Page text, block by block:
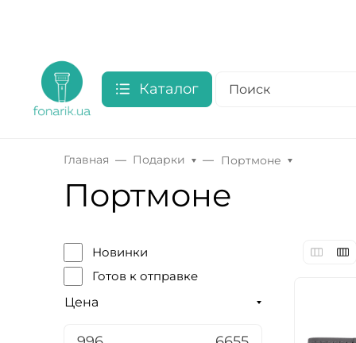
Каталог
Главная Подарки Портмоне
Портмоне
Новинки
Готов к отправке
Цена